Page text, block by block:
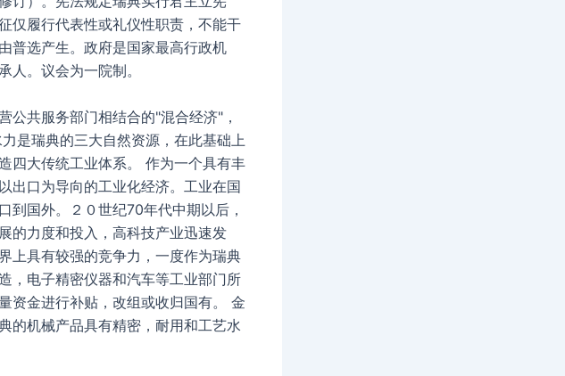
仅履行代表性或礼仪性职责，不能干
普选产生。政府是国家最高行政机
人。议会为一院制。
公共服务部门相结合的"混合经济"，
是瑞典的三大自然资源，在此基础上
四大传统工业体系。 作为一个具有丰
出口为导向的工业化经济。工业在国
到国外。２０世纪70年代中期以后，
的力度和投入，高科技产业迅速发
上具有较强的竞争力，一度作为瑞典
，电子精密仪器和汽车等工业部门所
资金进行补贴，改组或收归国有。 金
的机械产品具有精密，耐用和工艺水